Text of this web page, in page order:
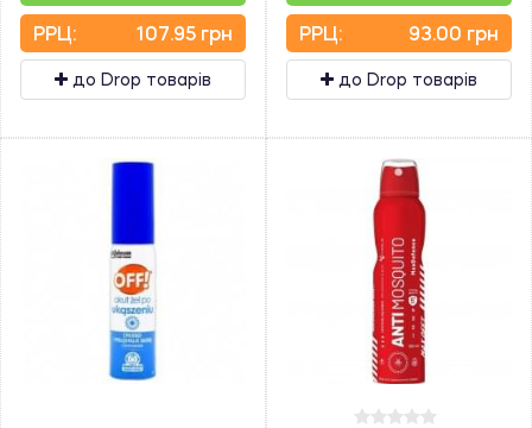
PPЦ: 107.95 грн
до Drop товарів
PPЦ: 93.00 грн
до Drop товарів